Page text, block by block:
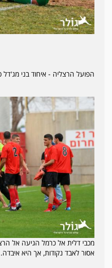
הפועל הרצליה - איחוד בני מג'דל כרום 1:1 מחזור 26 ליגה
מכבי דלית אל כרמל הגיעה אל
אסור לאבד נקודות, אך היא איבדה.